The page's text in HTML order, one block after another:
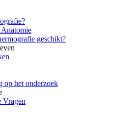
geschikt?
op het onderzoek
Vragen